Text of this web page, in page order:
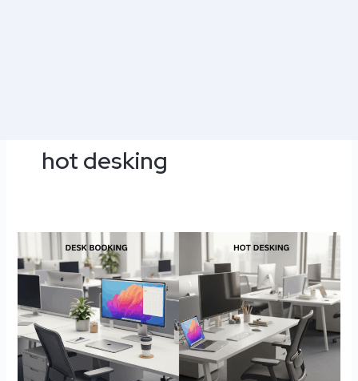
hot desking
Booking
vs
Desking
:
Le
Guide